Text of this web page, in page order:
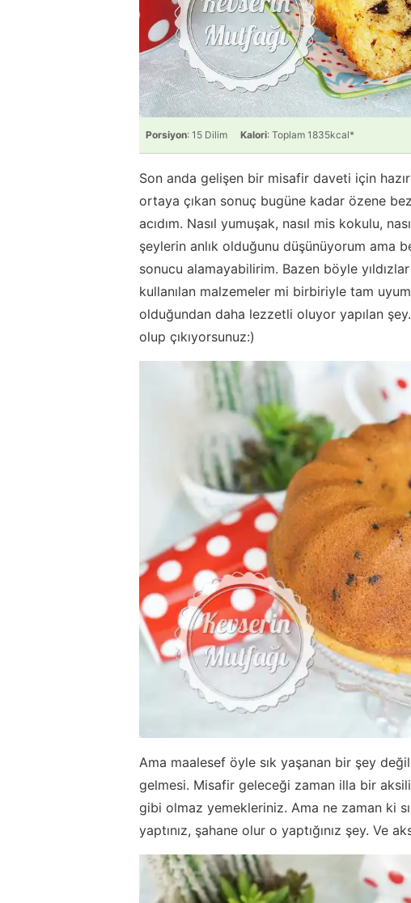
Porsiyon: 15 Dilim Kalori: Toplam 1835kcal*
Son anda gelişen bir misafir daveti için
ortaya çıkan sonuç bugüne kadar özene
acıdım. Nasıl yumuşak, nasıl mis kokulu,
şeylerin anlık olduğunu düşünüyorum ama
sonucu alamayabilirim. Bazen böyle
kullanılan malzemeler mi birbiriyle tam
olduğundan daha lezzetli oluyor yapılan
olup çıkıyorsunuz:)
Ama maalesef öyle sık yaşanan bir şey
gelmesi. Misafir geleceği zaman illa bir
gibi olmaz yemekleriniz. Ama ne zaman ki
yaptınız, şahane olur o yaptığınız şey. Ve